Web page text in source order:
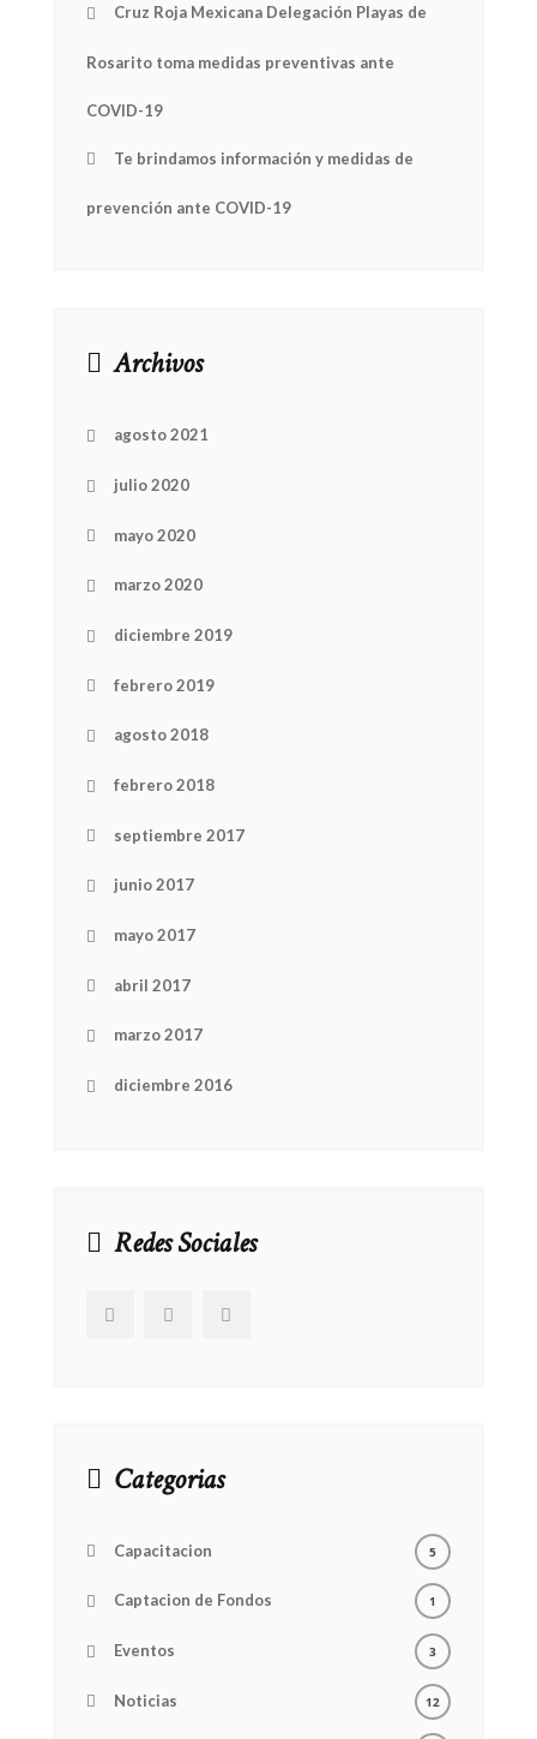
Cruz Roja Mexicana Delegación Playas de
Rosarito toma medidas preventivas ante
COVID-19
Te brindamos información y medidas de
prevención ante COVID-19
Archivos
agosto 2021
julio 2020
mayo 2020
marzo 2020
diciembre 2019
febrero 2019
agosto 2018
febrero 2018
septiembre 2017
junio 2017
mayo 2017
abril 2017
marzo 2017
diciembre 2016
Redes Sociales
Categorias
Capacitacion 5
Captacion de Fondos 1
Eventos 3
Noticias 12
NEWSLETTER